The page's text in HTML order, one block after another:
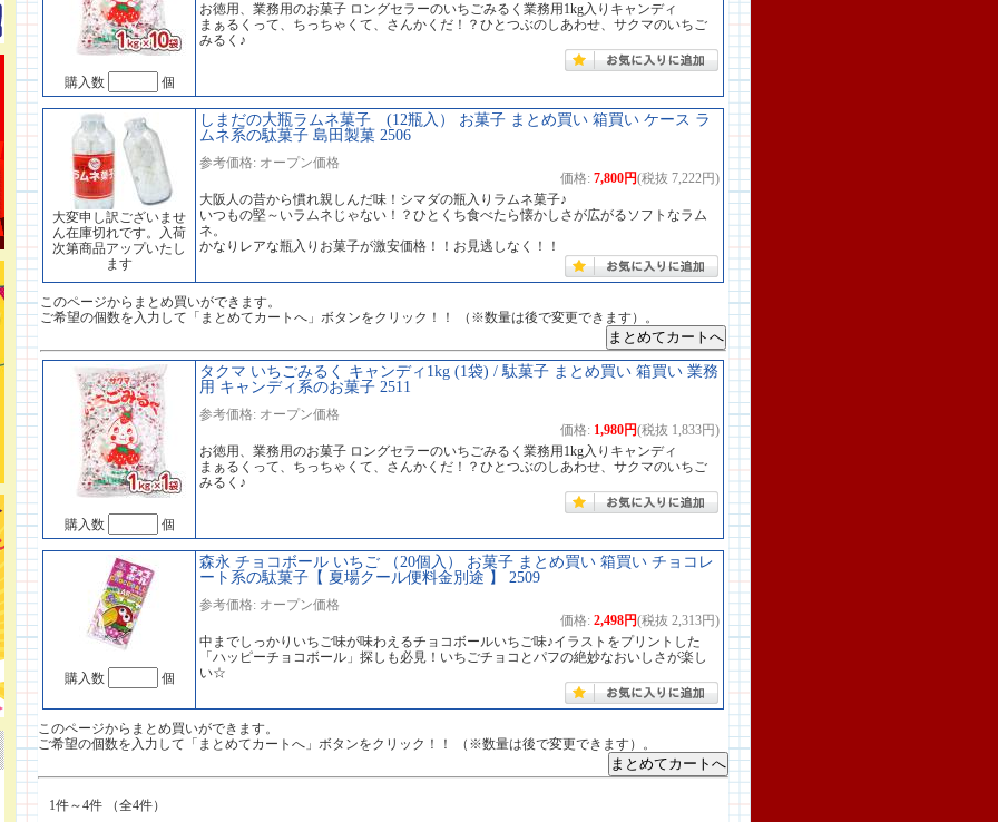
購入数 個
お徳用、業務用のお菓子 ロングセラーのいちごみるく業務用1kg入りキャンディ
まぁるくって、ちっちゃくて、さんかくだ！？ひとつぶのしあわせ、サクマのいちご
みるく♪
大変申し訳ございませ
ん在庫切れです。入荷
次第商品アップいたし
ます
しまだの大瓶ラムネ菓子 (12瓶入） お菓子 まとめ買い 箱買い ケース ラ
ムネ系の駄菓子 島田製菓 2506
参考価格: オープン価格
価格: 7,800円(税抜 7,222円)
大阪人の昔から慣れ親しんだ味！シマダの瓶入りラムネ菓子♪
いつもの堅～いラムネじゃない！？ひとくち食べたら懐かしさが広がるソフトなラム
ネ。
かなりレアな瓶入りお菓子が激安価格！！お見逃しなく！！
このページからまとめ買いができます。
ご希望の個数を入力して「まとめてカートへ」ボタンをクリック！！ （※数量は後で変更できます）。
購入数 個
タクマ いちごみるく キャンディ1kg (1袋) / 駄菓子 まとめ買い 箱買い 業務
用 キャンディ系のお菓子 2511
参考価格: オープン価格
価格: 1,980円(税抜 1,833円)
お徳用、業務用のお菓子 ロングセラーのいちごみるく業務用1kg入りキャンディ
まぁるくって、ちっちゃくて、さんかくだ！？ひとつぶのしあわせ、サクマのいちご
みるく♪
購入数 個
森永 チョコボール いちご （20個入） お菓子 まとめ買い 箱買い チョコレ
ート系の駄菓子【 夏場クール便料金別途 】 2509
参考価格: オープン価格
価格: 2,498円(税抜 2,313円)
中までしっかりいちご味が味わえるチョコボールいちご味♪イラストをプリントした
「ハッピーチョコボール」探しも必見！いちごチョコとパフの絶妙なおいしさが楽し
い☆
このページからまとめ買いができます。
ご希望の個数を入力して「まとめてカートへ」ボタンをクリック！！ （※数量は後で変更できます）。
1件～4件 （全4件）